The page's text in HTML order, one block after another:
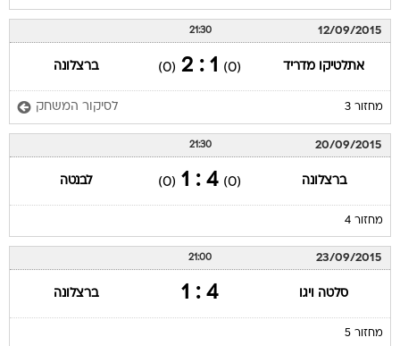
12/09/2015
21:30
אתלטיקו מדריד (0)
1 : 2
(0) ברצלונה
מחזור 3 לסיקור המשחק
20/09/2015
21:30
ברצלונה (0)
4 : 1
(0) לבנטה
מחזור 4
23/09/2015
21:00
סלטה ויגו 4 : 1 ברצלונה
מחזור 5